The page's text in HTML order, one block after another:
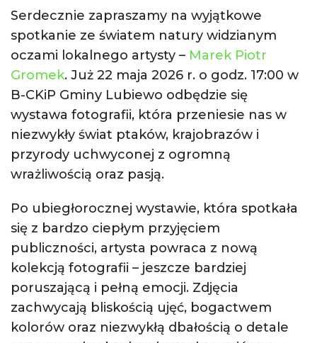
Serdecznie zapraszamy na wyjątkowe
spotkanie ze światem natury widzianym
oczami lokalnego artysty – Marek Piotr
Gromek. Już 22 maja 2026 r. o godz. 17:00 w
B-CKiP Gminy Lubiewo odbędzie się
wystawa fotografii, która przeniesie nas w
niezwykły świat ptaków, krajobrazów i
przyrody uchwyconej z ogromną
wrażliwością oraz pasją.
Po ubiegłorocznej wystawie, która spotkała
się z bardzo ciepłym przyjęciem
publiczności, artysta powraca z nową
kolekcją fotografii – jeszcze bardziej
poruszającą i pełną emocji. Zdjęcia
zachwycają bliskością ujęć, bogactwem
kolorów oraz niezwykłą dbałością o detale